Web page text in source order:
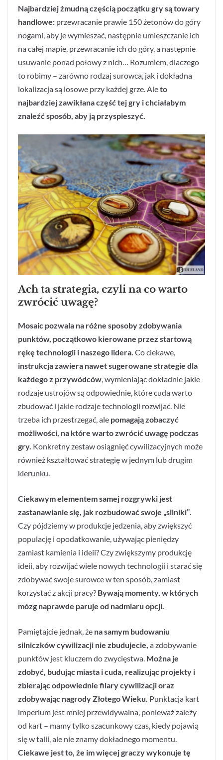
Najbardziej żmudną częścią początku gry są towary
handlowe: przewracanie prawie 150 żetonów do góry
nogami, aby je wymieszać, następnie umieszczanie ich
na całej mapie, przewracanie ich do góry, a następnie
usuwanie ponad połowy z nich… Rozumiem, dlaczego
to robimy – zarówno rodzaj surowca, jak i dokładna
lokalizacja są losowe przy każdej grze. Aleto
najbardziej zawikłana część tej gry i chciałabym
znaleźć sposób, aby ją przyspieszyć.
Ach ta strategia, czyli na co warto
zwrócić uwagę?
Mosaic pozwala na różne sposoby zdobywania
punktów, początkowo kierowane przez startową
rękę technologii i naszego lidera. Co ciekawe,
instrukcja zawiera nawet sugerowane strategie dla
każdego z przywódców, wymieniając dokładnie jakie
rodzaje ustrojów są odpowiednie, które cuda warto
zbudować i jakie rodzaje technologii rozwijać. Nie
trzeba ich przestrzegać, ale pomagają zobaczyć
możliwości, na które warto zwrócić uwagę podczas
gry. Konkretny zestaw osiągnięć cywilizacyjnych może
również kształtować strategię w jednym lub drugim
kierunku.
Ciekawym elementem samej rozgrywki jest
zastanawianie się, jak rozbudować swoje „silniki”.
Czy pójdziemy w produkcje jedzenia, aby zwiększyć
populację i opodatkowanie, używając pieniędzy
zamiast kamienia i ideii? Czy zwiększymy produkcję
ideii, aby rozwijać wiele nowych technologii i starać się
zdobywać swoje surowce w ten sposób, zamiast
korzystać z akcji pracy? Bywają momenty, w których
mózg naprawde paruje od nadmiaru opcji.
Pamiętajcie jednak, że na samym budowaniu
silniczków cywilizacji nie zbudujecie, a zdobywanie
punktów jest kluczem do zwycięstwa. Można je
zdobyć, budując miasta i cuda, realizując projekty i
zbierając odpowiednie filary cywilizacji oraz
zdobywając nagrody Złotego Wieku. Punktacja kart
imperium jest mniej przewidywalna, ponieważ zależy
od kart – mamy tylko szacunkowy czas, kiedy pojawią
się w talii, ale nie znamy dokładnego momentu.
Ciekawe jest to, że im więcej graczy wykonuje tę